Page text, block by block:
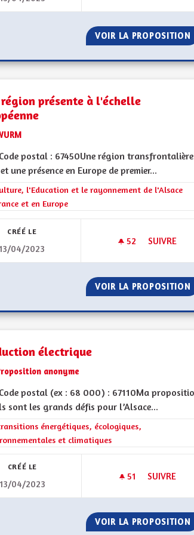
VOIR LA PROPOSITION
région présente à l'échelle
postal : 67450Une région transfrontalière
une présence en Europe de premier...
les résultats de la catégorie : La Culture,
l'Education et le rayonnement de l'Alsace
et en Europe
CRÉÉ LE
04/2023
52 52 ABONNÉS
SUIVRE
UNE
VOIR LA PROPOSITION
électrique
anonyme
postal (ex : 68 000) : 67110Ma
sont les grands défis pour l’Alsace...
les résultats de la catégorie : Les transitions
énergétiques, écologiques,
et climatiques
CRÉÉ LE
13/04/2023
51 51 ABONNÉS
SUIVRE
VOIR LA PROPOSITION